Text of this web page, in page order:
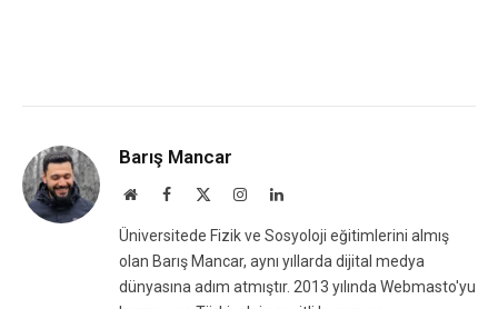
Barış Mancar
WebsiteFacebook InstagramLinkedIn
Üniversitede Fizik ve Sosyoloji eğitimlerini almış
olan Barış Mancar, aynı yıllarda dijital medya
dünyasına adım atmıştır. 2013 yılında Webmasto'yu